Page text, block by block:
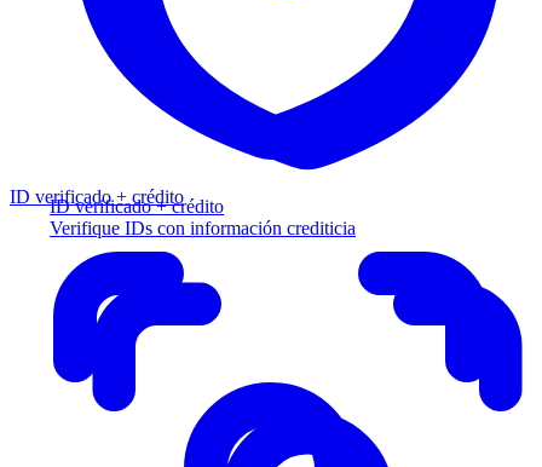
ID verificado + crédito
Verifique IDs con información crediticia
ID verificado + crédito